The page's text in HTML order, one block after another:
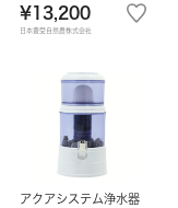
¥13,200
日本豊受自然農株式会社
アクアシステム浄水器